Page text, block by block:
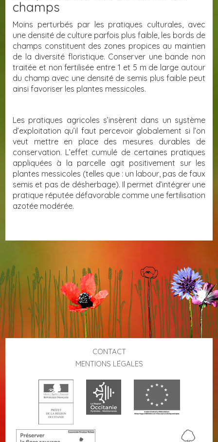
champs
Moins perturbés par les pratiques culturales, avec
une densité de culture parfois plus faible, les bords de
champs constituent des zones propices au maintien
de la diversité floristique. Conserver une bande non
traitée et non fertilisée entre 1 et 5 m de large autour
du champ avec une densité de semis plus faible peut
ainsi favoriser les plantes messicoles.
Les pratiques agricoles s’insèrent dans un système
d’exploitation qu’il faut percevoir globalement si l’on
veut mettre en place des mesures durables de
conservation. L’effet cumulé de certaines pratiques
appliquées à la parcelle agit positivement sur les
plantes messicoles (telles que : un labour, pas de faux
semis et pas de désherbage). Il permet d’intégrer une
pratique réputée défavorable comme une fertilisation
azotée modérée.
CONTACT
MENTIONS LÉGALES